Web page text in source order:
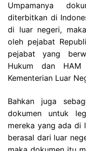
Umpamanya
diterbitkan di
di luar negeri,
oleh pejabat
pejabat yang
Hukum dan HAM
Kementerian Luar
Bahkan juga
dokumen untuk
mereka yang ada di
berasal dari luar